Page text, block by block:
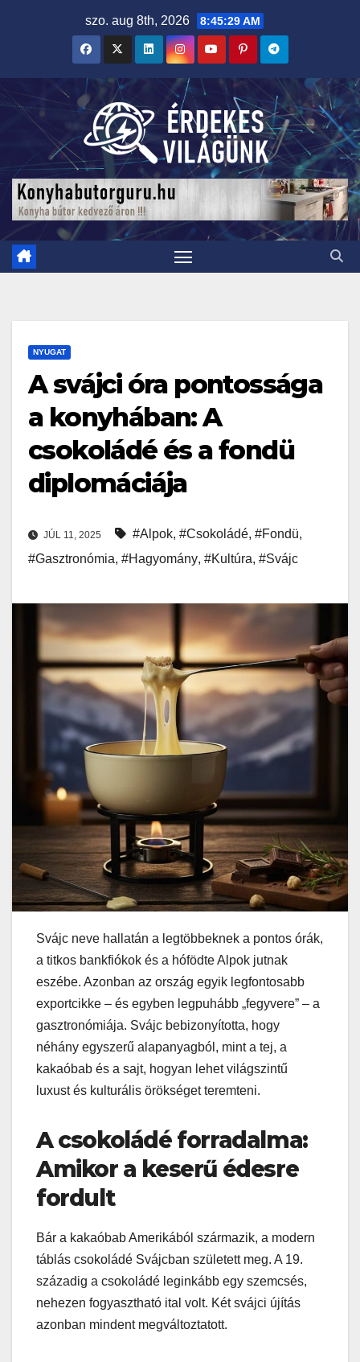
szo. aug 8th, 2026 8:45:30 AM
NYUGAT
A svájci óra pontossága
a konyhában: A
csokoládé és a fondü
diplomáciája
JÚL 11, 2025 #Alpok, #Csokoládé, #Fondü,
#Gasztronómia, #Hagyomány, #Kultúra, #Svájc
Svájc neve hallatán a legtöbbeknek a pontos órák,
a titkos bankfiókok és a hófödte Alpok jutnak
eszébe. Azonban az ország egyik legfontosabb
exportcikke – és egyben legpuhább „fegyvere” – a
gasztronómiája. Svájc bebizonyította, hogy
néhány egyszerű alapanyagból, mint a tej, a
kakaóbab és a sajt, hogyan lehet világszintű
luxust és kulturális örökséget teremteni.
A csokoládé forradalma:
Amikor a keserű édesre
fordult
Bár a kakaóbab Amerikából származik, a modern
táblás csokoládé Svájcban született meg. A 19.
századig a csokoládé leginkább egy szemcsés,
nehezen fogyasztható ital volt. Két svájci újítás
azonban mindent megváltoztatott.